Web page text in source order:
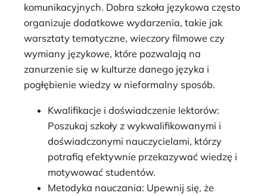
komunikacyjnych. Dobra szkoła językowa często
organizuje dodatkowe wydarzenia, takie jak
warsztaty tematyczne, wieczory filmowe czy
wymiany językowe, które pozwalają na
zanurzenie się w kulturze danego języka i
pogłębienie wiedzy w nieformalny sposób.
Kwalifikacje i doświadczenie lektorów:
Poszukaj szkoły z wykwalifikowanymi i
doświadczonymi nauczycielami, którzy
potrafią efektywnie przekazywać wiedzę i
motywować studentów.
Metodyka nauczania: Upewnij się, że